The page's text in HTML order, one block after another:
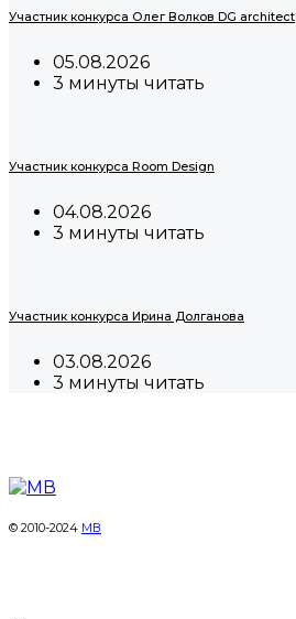
Участник конкурса Олег Волков DG architect
05.08.2026
3 минуты читать
Участник конкурса Room Design
04.08.2026
3 минуты читать
Участник конкурса Ирина Долганова
03.08.2026
3 минуты читать
© 2010-2024 МВ